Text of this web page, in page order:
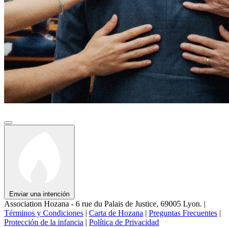
Enviar una intención
Association Hozana - 6 rue du Palais de Justice, 69005 Lyon. |
Términos y Condiciones | Carta de Hozana | Preguntas Frecuentes |
Protección de la infancia | Política de Privacidad